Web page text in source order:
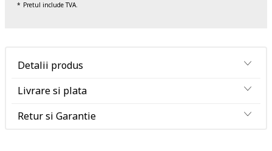
Pretul include TVA.
Detalii produs
Livrare si plata
Retur si Garantie